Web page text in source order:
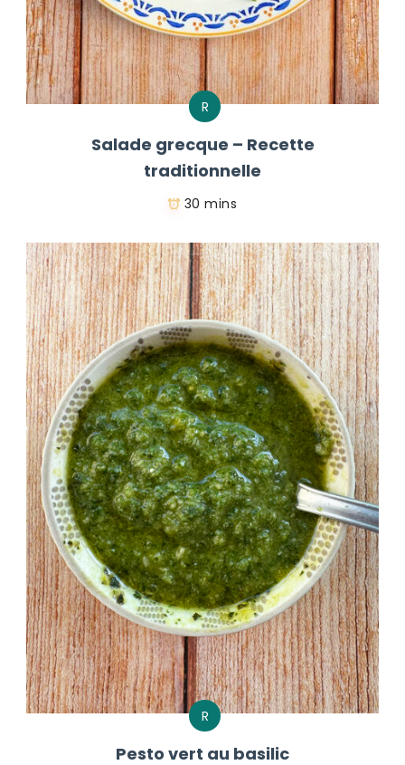
R
Salade grecque – Recette
traditionnelle
30 mins
R
Pesto vert au basilic